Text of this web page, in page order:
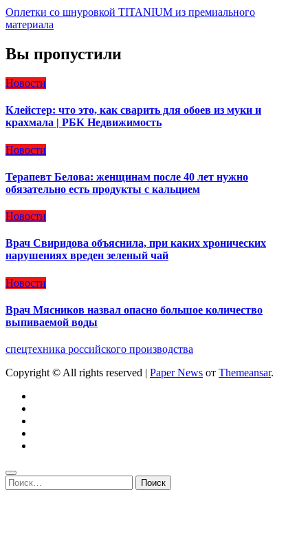
Оплетки со шнуровкой TITANIUM из премиального
материала
Вы пропустили
Новости
Клейстер: что это, как сварить для обоев из муки и
крахмала | РБК Недвижимость
Новости
Терапевт Белова: женщинам после 40 лет нужно
обязательно есть продукты с кальцием
Новости
Врач Свиридова объяснила, при каких хронических
нарушениях вреден зеленый чай
Новости
Врач Мясников назвал опасно большое количество
выпиваемой воды
спецтехника российского производства
Copyright © All rights reserved | Paper News от Themeansar.
Найти: